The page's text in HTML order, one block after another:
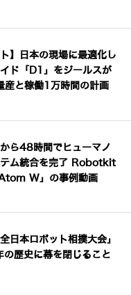
ト】日本の現場に最適化し
ド「D1」をジールスが
と稼働1万時間の計画
ら48時間でヒューマノ
テム統合を完了 Robotkit
W」の事例動画
日本ロボット相撲大会」
歴史に幕を閉じること